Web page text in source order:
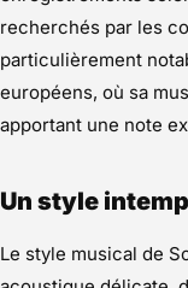
recherchés par les
particulièrement
européens, où sa
apportant une note
Un style
Le style musical de